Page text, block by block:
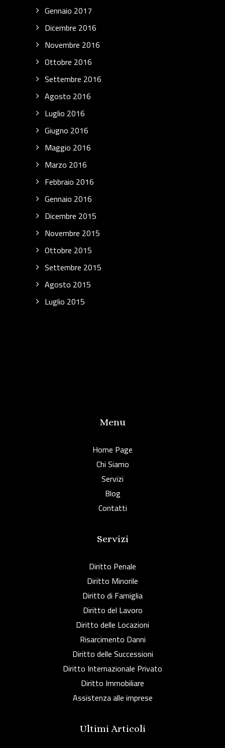
Gennaio 2017
Dicembre 2016
Novembre 2016
Ottobre 2016
Settembre 2016
Agosto 2016
Luglio 2016
Giugno 2016
Maggio 2016
Marzo 2016
Febbraio 2016
Gennaio 2016
Dicembre 2015
Novembre 2015
Ottobre 2015
Settembre 2015
Agosto 2015
Luglio 2015
Menu
Home Page
Chi Siamo
Servizi
Blog
Contatti
Servizi
Diritto Penale
Diritto Minorile
Diritto di Famiglia
Diritto del Lavoro
Diritto delle Locazioni
Risarcimento Danni
Diritto delle Successioni
Diritto Internazionale Privato
Diritto Immobiliare
Assistenza alle imprese
Ultimi Articoli